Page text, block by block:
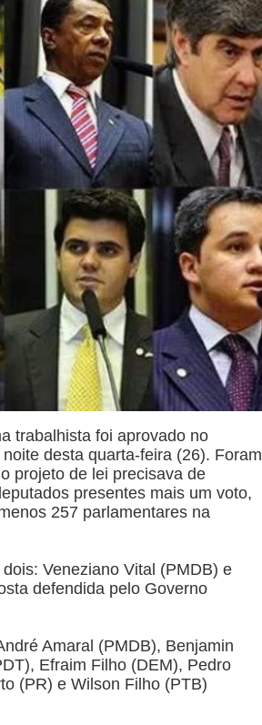
trabalhista foi aprovado no
desta quarta-feira (26). Foram
projeto de lei precisava de
presentes mais um voto,
257 parlamentares na
Veneziano Vital (PMDB) e
defendida pelo Governo
Amaral (PMDB), Benjamin
Efraim Filho (DEM), Pedro
(PR) e Wilson Filho (PTB)